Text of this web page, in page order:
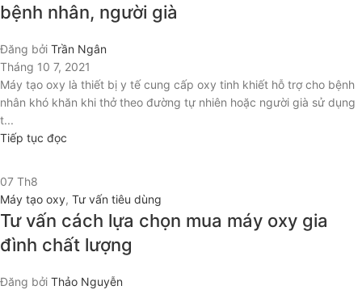
bệnh nhân, người già
Đăng bởi Trần Ngân
Tháng 10 7, 2021
Máy tạo oxy là thiết bị y tế cung cấp oxy tinh khiết hỗ trợ cho bệnh
nhân khó khăn khi thở theo đường tự nhiên hoặc người già sử dụng
t...
Tiếp tục đọc
07 Th8
Máy tạo oxy, Tư vấn tiêu dùng
Tư vấn cách lựa chọn mua máy oxy gia
đình chất lượng
Đăng bởi Thảo Nguyễn